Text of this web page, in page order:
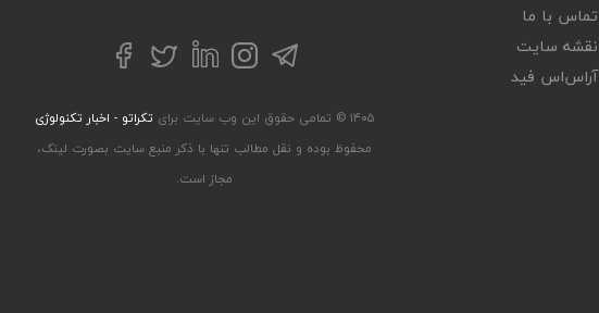
تماس با ما
نقشه سایت
آر‌اس‌اس فید
تلگراماینستاگرام
لینکداینتوییترفیسبوک
۱۴۰۵ © تمامی حقوق این وب سایت برای
تکراتو - اخبار تکنولوژی
محفوظ بوده و نقل مطالب تنها با ذکر منبع سایت بصورت لینک،
مجاز است.